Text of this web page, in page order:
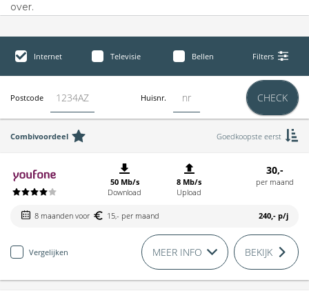
over.
Internet Televisie Bellen Filters
Postcode Huisnr. CHECK
Combivoordeel Goedkoopste eerst
50 Mb/s
Download
8 Mb/s
Upload
30,-
per maand
8 maanden voor 15,- per maand 240,- p/j
Vergelijken MEER INFO BEKIJK